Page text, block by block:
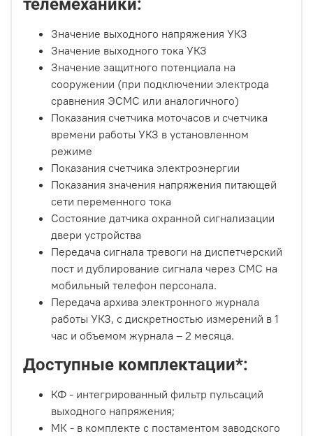
телемеханики:
Значение выходного напряжения УКЗ
Значение выходного тока УКЗ
Значение защитного потенциала на
сооружении (при подключении электрода
сравнения ЭСМС или аналогичного)
Показания счетчика моточасов и счетчика
времени работы УКЗ в установленном
режиме
Показания счетчика электроэнергии
Показания значения напряжения питающей
сети переменного тока
Состояние датчика охранной сигнализации
двери устройства
Передача сигнала тревоги на диспетчерский
пост и дублирование сигнала через СМС на
мобильный телефон персонала.
Передача архива электронного журнала
работы УКЗ, с дискретностью измерений в 1
час и объемом журнала – 2 месяца.
Доступные комплектации*:
КФ - интегрированный фильтр пульсаций
выходного напряжения;
МК - в комплекте с постаментом заводского